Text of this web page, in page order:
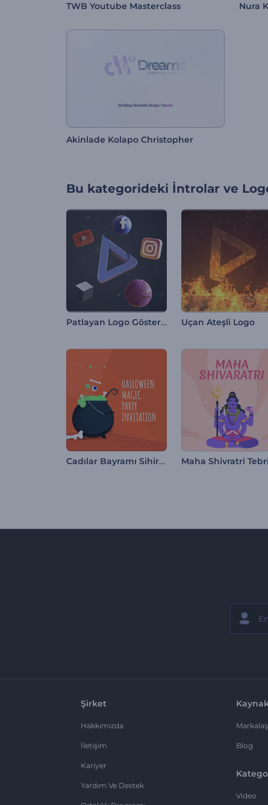
TWB Youtube Masterclass Nura
Akinlade Kolapo Christopher
Bu kategorideki İntrolar ve
Patlayan Logo Gösterimi Uçan Ateşli Logo
Cadılar Bayramı Sihirli Parti Davetiyesi
Şirket
Hakkımızda
İletişim
Kariyer
Yardım Ve Destek
Blog
Video